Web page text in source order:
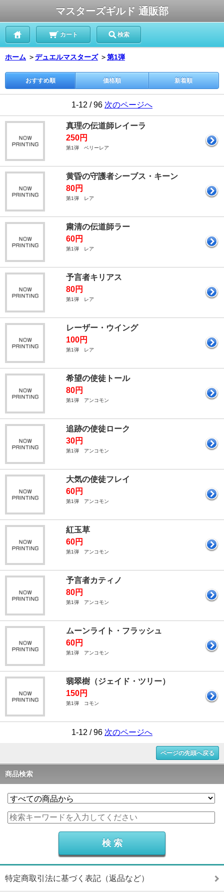
マスターズギルド 通販部
カート 検索
ホーム ＞デュエルマスターズ ＞第1弾
おすすめ順 価格順 新着順
1-12 / 96 次のページへ
真理の伝道師レイーラ
250円
第1弾 ベリーレア
黄昏の守護者シーブス・キーン
80円
第1弾 レア
粛清の伝道師ラー
60円
第1弾 レア
予言者キリアス
80円
第1弾 レア
レーザー・ウイング
100円
第1弾 レア
希望の使徒トール
80円
第1弾 アンコモン
追跡の使徒ローク
30円
第1弾 アンコモン
大気の使徒フレイ
60円
第1弾 アンコモン
紅玉草
60円
第1弾 アンコモン
予言者カティノ
80円
第1弾 アンコモン
ムーンライト・フラッシュ
60円
第1弾 アンコモン
翡翠樹（ジェイド・ツリー）
150円
第1弾 コモン
1-12 / 96 次のページへ
ページの先頭へ戻る
商品検索
特定商取引法に基づく表記（返品など）